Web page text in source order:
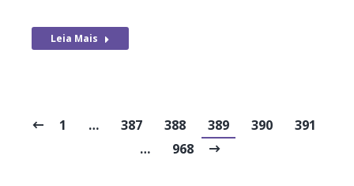
Leia Mais
1 … 387 388 389 390
391
…
968